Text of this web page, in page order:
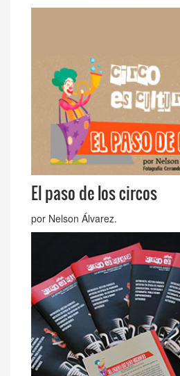
El paso de los circos
por Nelson Álvarez.